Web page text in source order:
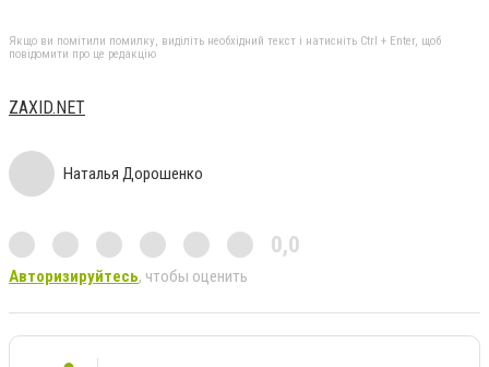
Якщо ви помітили помилку, виділіть необхідний текст і натисніть Ctrl + Enter, щоб
повідомити про це редакцію
ZAXID.NET
Наталья Дорошенко
0,0
Авторизируйтесь, чтобы оценить